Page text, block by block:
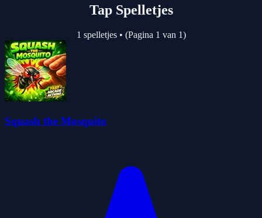
Tap Spelletjes
1 spelletjes • (Pagina 1 van 1)
Squash the Mosquito